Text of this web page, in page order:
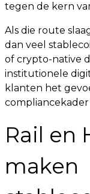
tegen de kern
Als die route
dan veel
of crypto-native
institutionele
klanten het
compliancekader
Rail en
maken